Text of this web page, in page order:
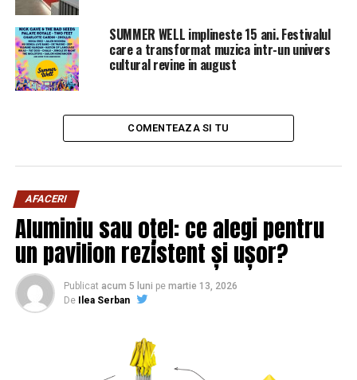
SUMMER WELL implineste 15 ani. Festivalul
care a transformat muzica intr-un univers
cultural revine in august
COMENTEAZA SI TU
AFACERI
Aluminiu sau oțel: ce alegi pentru
un pavilion rezistent și ușor?
Publicat acum 5 luni pe martie 13, 2026
De
Ilea Serban